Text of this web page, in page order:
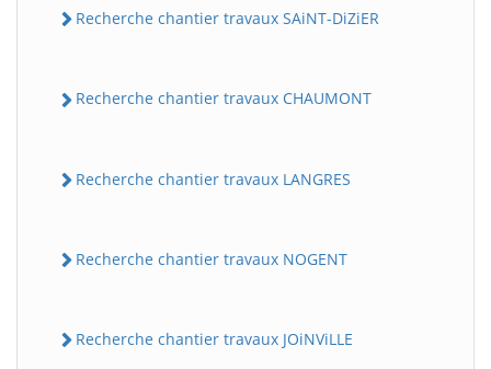
Recherche chantier travaux SAiNT-DiZiER
Recherche chantier travaux CHAUMONT
Recherche chantier travaux LANGRES
Recherche chantier travaux NOGENT
Recherche chantier travaux JOiNViLLE